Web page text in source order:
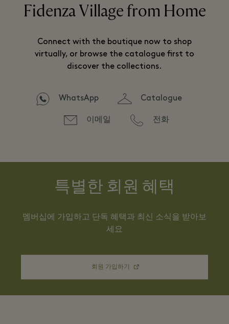
Fidenza Village from Home
Connect with the boutique now to shop
virtually, or browse the catalogue first to
discover the collections.
WhatsApp Catalogue
이메일 전화
특별한 회원 혜택
멤버십에 가입하고 단독 혜택과 최신 소식을 받아보
세요
회원 가입하기